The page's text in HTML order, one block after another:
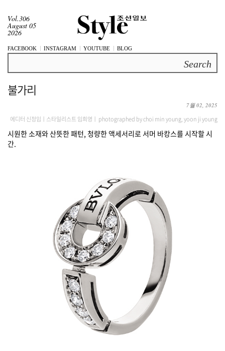
Vol.306
August 05
2026
FACEBOOK INSTAGRAM YOUTUBE BLOG
불가리
7월 02, 2025
에디터 신정임ㅣ스타일리스트 임희영ㅣ photographed by choi min young, yoon ji young
시원한 소재와 산뜻한 패턴, 청량한 액세서리로 서머 바캉스를 시작할 시
간.